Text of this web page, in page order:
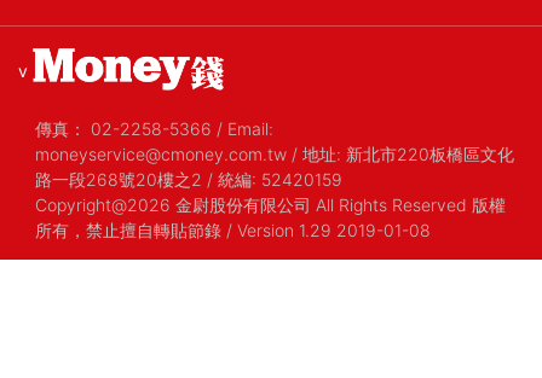
v
傳真： 02-2258-5366 / Email:
moneyservice@cmoney.com.tw / 地址: 新北市220板橋區文化
路一段268號20樓之2 / 統編: 52420159
Copyright@2026 金尉股份有限公司 All Rights Reserved 版權
所有，禁止擅自轉貼節錄 / Version 1.29 2019-01-08